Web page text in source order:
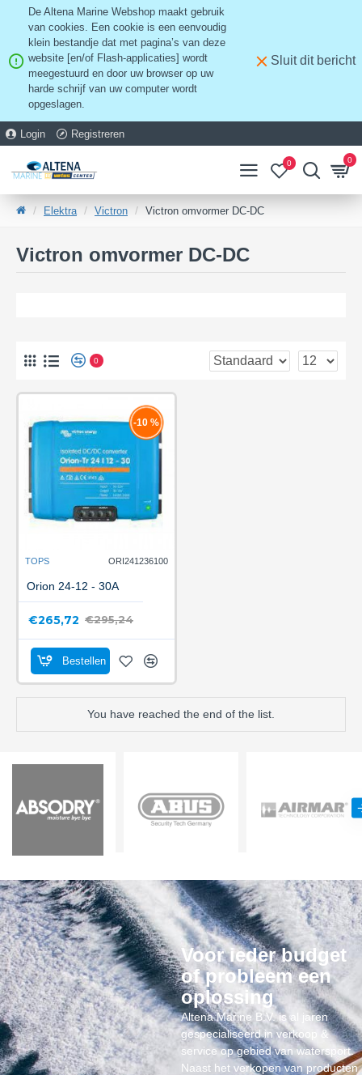
De Altena Marine Webshop maakt gebruik
van cookies. Een cookie is een eenvoudig
klein bestandje dat met pagina’s van deze
website [en/of Flash-applicaties] wordt
meegestuurd en door uw browser op uw
harde schrijf van uw computer wordt
opgeslagen.
Sluit dit bericht
Login Registreren
0 0
Elektra Victron Victron omvormer DC-DC
Victron omvormer DC-DC
0
-10 %
TOPS ORI241236100
Orion 24-12 - 30A
€265,72 €295,24
Bestellen
You have reached the end of the list.
Voor ieder budget
of probleem een
oplossing
Altena Marine B.V. is al jaren
gespecialiseerd in verkoop &
service op gebied van watersport.
Naast het verkopen van producten